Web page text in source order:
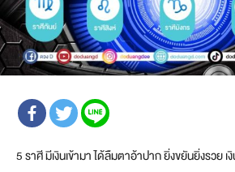
5 ราศี มีเงินเข้ามา ได้ลืมตาอ้าปาก ยิ่งขยันยิ่งรวย เ